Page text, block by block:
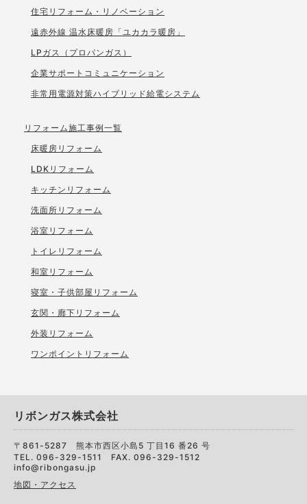
住宅リフォーム・リノベーション
遠赤外線 温水床暖房「ユカカラ暖房」
LPガス（プロパンガス）
企業サポートコミュニケーション
非常用電源対策ハイブリッド給電システム
リフォーム施工事例一覧
床暖房リフォーム
LDKリフォーム
キッチンリフォーム
洗面所リフォーム
浴室リフォーム
トイレリフォーム
和室リフォーム
寝室・子供部屋リフォーム
玄関・廊下リフォーム
外装リフォーム
ワンポイントリフォーム
リボンガス株式会社
〒861-5287 熊本市西区小島5 丁目16 番26 号
TEL. 096-329-1511 FAX. 096-329-1512
info@ribongasu.jp
地図・アクセス